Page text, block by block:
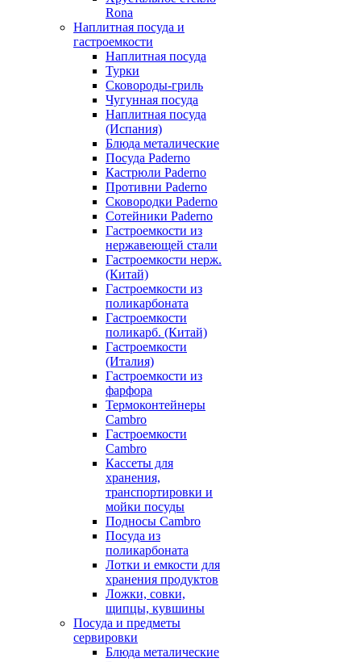
Rona
Наплитная посуда и
гастроемкости
Наплитная посуда
Турки
Сковороды-гриль
Чугунная посуда
Наплитная посуда
(Испания)
Блюда металические
Посуда Paderno
Кастрюли Paderno
Противни Paderno
Сковородки Paderno
Сотейники Paderno
Гастроемкости из
нержавеющей стали
Гастроемкости нерж.
(Китай)
Гастроемкости из
поликарбоната
Гастроемкости
поликарб. (Китай)
Гастроемкости
(Италия)
Гастроемкости из
фарфора
Термоконтейнеры
Cambro
Гастроемкости
Cambro
Кассеты для
хранения,
транспортировки и
мойки посуды
Подносы Cambro
Посуда из
поликарбоната
Лотки и емкости для
хранения продуктов
Ложки, совки,
щипцы, кувшины
Посуда и предметы
сервировки
Блюда металические